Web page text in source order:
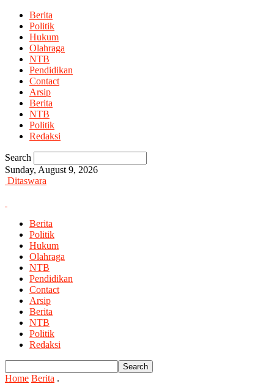
Berita
Politik
Hukum
Olahraga
NTB
Pendidikan
Contact
Arsip
Berita
NTB
Politik
Redaksi
Search
Sunday, August 9, 2026
Ditaswara
Berita
Politik
Hukum
Olahraga
NTB
Pendidikan
Contact
Arsip
Berita
NTB
Politik
Redaksi
Home Berita .